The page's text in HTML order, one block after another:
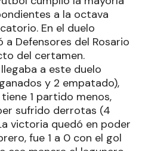
a la octava
En el duelo
Defensores del Rosario
del certamen.
a este duelo
y 2 empatado),
1 partido menos,
sufrido derrotas (4
victoria quedó en poder
fue 1 a 0 con el gol